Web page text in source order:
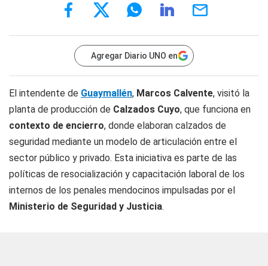
Agregar Diario UNO en
El intendente de Guaymallén, Marcos Calvente, visitó la
planta de producción de Calzados Cuyo, que funciona en
contexto de encierro, donde elaboran calzados de
seguridad mediante un modelo de articulación entre el
sector público y privado. Esta iniciativa es parte de las
políticas de resocialización y capacitación laboral de los
internos de los penales mendocinos impulsadas por el
Ministerio de Seguridad y Justicia.